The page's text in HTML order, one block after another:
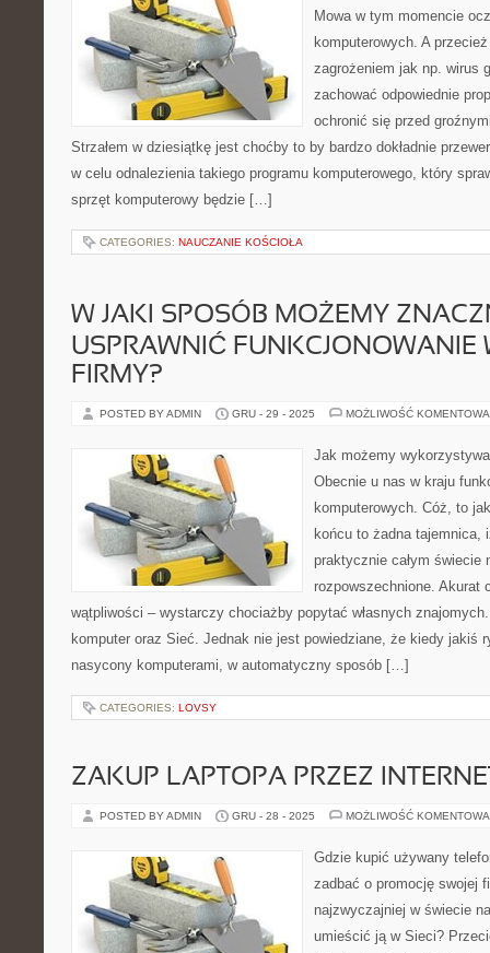
Mowa w tym momencie
komputerowych. A
zagrożeniem jak np. wirus
zachować odpowiednie
ochronić się przed
Strzałem w dziesiątkę jest choćby to by bardzo dokładnie
w celu odnalezienia takiego programu komputerowego, który
sprzęt komputerowy będzie […]
CATEGORIES: NAUCZANIE KOŚCIOŁA
W JAKI SPOSÓB MOŻEMY
USPRAWNIĆ FUNKCJONOWANIE
FIRMY?
POSTED BY ADMIN GRU - 29 - 2025 MOŻLIWOŚĆ
Jak możemy
Obecnie u nas w kraju
komputerowych. Cóż, to
końcu to żadna tajemnica,
praktycznie całym świecie
rozpowszechnione. Akurat
wątpliwości – wystarczy chociażby popytać własnych
komputer oraz Sieć. Jednak nie jest powiedziane, że kiedy jakiś
nasycony komputerami, w automatyczny sposób […]
CATEGORIES: LOVSY
ZAKUP LAPTOPA PRZEZ
POSTED BY ADMIN GRU - 28 - 2025 MOŻLIWOŚĆ
Gdzie kupić używany
zadbać o promocję swojej
najzwyczajniej w świecie
umieścić ją w Sieci?